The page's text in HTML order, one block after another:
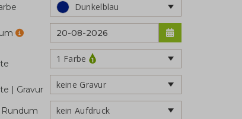
Dunkelblau
1 Farbe
| Gravur
keine Gravur
kein Aufdruck